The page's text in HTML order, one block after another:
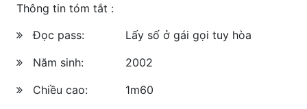
Thông tin tóm tắt :
Đọc pass:
Lấy số ở gái gọi tuy hòa
Năm sinh:
2002
Chiều cao:
1m60